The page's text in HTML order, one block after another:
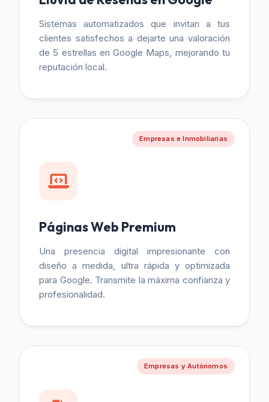
Sistemas automatizados que invitan a tus
clientes satisfechos a dejarte una valoración
de 5 estrellas en Google Maps, mejorando tu
reputación local.
Empresas e Inmobiliarias
Páginas Web Premium
Una presencia digital impresionante con
diseño a medida, ultra rápida y optimizada
para Google. Transmite la máxima confianza y
profesionalidad.
Empresas y Autónomos